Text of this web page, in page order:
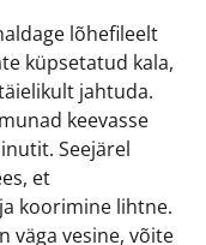
lõhefileelt
küpsetatud kala,
jahtuda.
keevasse
Seejärel
et
koorimine lihtne.
väga vesine, võite